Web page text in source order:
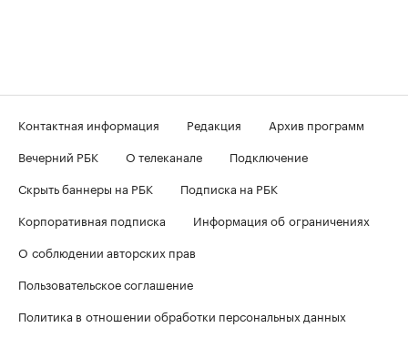
Контактная информация Редакция
Архив программ
Вечерний РБК
О телеканале
Подключение
Скрыть баннеры на РБК
Подписка на РБК
Корпоративная подписка
Информация об ограничениях
О соблюдении авторских прав
Пользовательское соглашение
Политика в отношении обработки персональных данных